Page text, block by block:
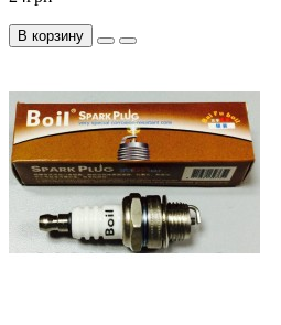
В корзину